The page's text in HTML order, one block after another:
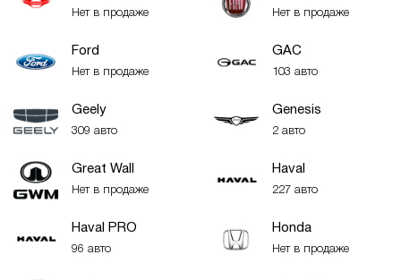
Нет в продаже Нет в продаже
Ford
Нет в продаже
GAC
103 авто
Geely
309 авто
Genesis
2 авто
Great Wall
Нет в продаже
Haval
227 авто
Haval PRO
96 авто
Honda
Нет в продаже